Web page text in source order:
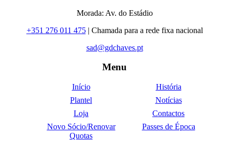
Morada: Av. do Estádio
+351 276 011 475| Chamada para a rede fixa nacional
sad@gdchaves.pt
Menu
Início
História
Plantel
Notícias
Loja
Contactos
Novo Sócio/Renovar
Quotas
Passes de Época